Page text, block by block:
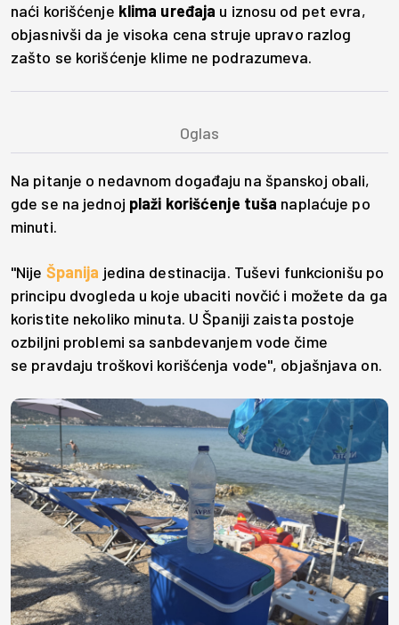
naći korišćenje klima uređaja u iznosu od pet evra,
objasnivši da je visoka cena struje upravo razlog
zašto se korišćenje klime ne podrazumeva.
Na pitanje o nedavnom događaju na španskoj obali,
gde se na jednoj plaži korišćenje tuša naplaćuje po
minuti.
"Nije Španija jedina destinacija. Tuševi funkcionišu po
principu dvogleda u koje ubaciti novčić i možete da ga
koristite nekoliko minuta. U Španiji zaista postoje
ozbiljni problemi sa sanbdevanjem vode čime
se pravdaju troškovi korišćenja vode", objašnjava on.